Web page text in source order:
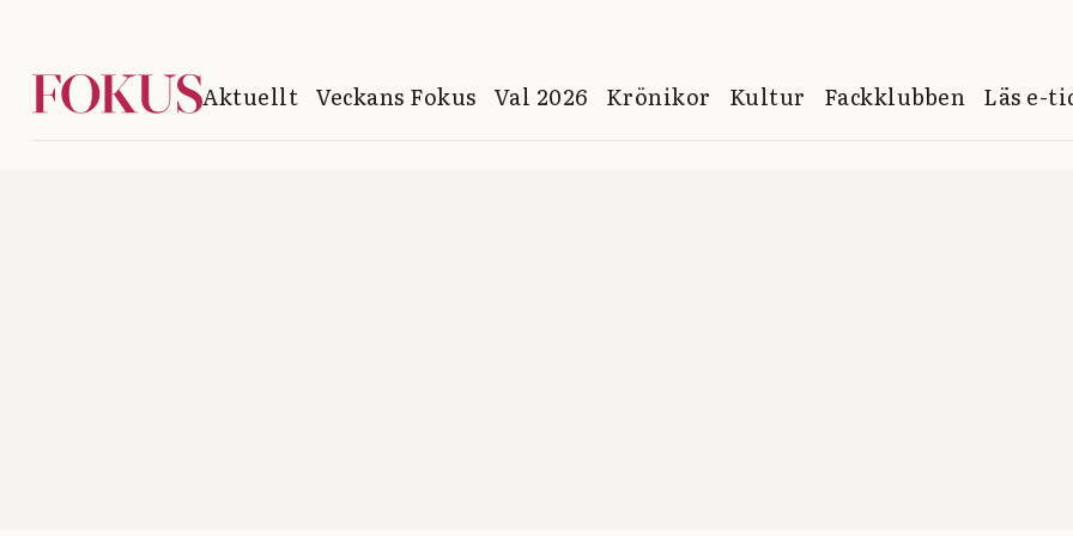
Aktuellt Veckans Fokus Val 2026 Krönikor Kultur Fackklubben Läs e-